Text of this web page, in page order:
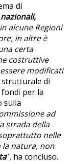
di
alcune Regioni
in altre è
certa
costruttive
modificati
strutturale di
per la
sulla
ad
strada della
nelle
natura, non
”, ha concluso.